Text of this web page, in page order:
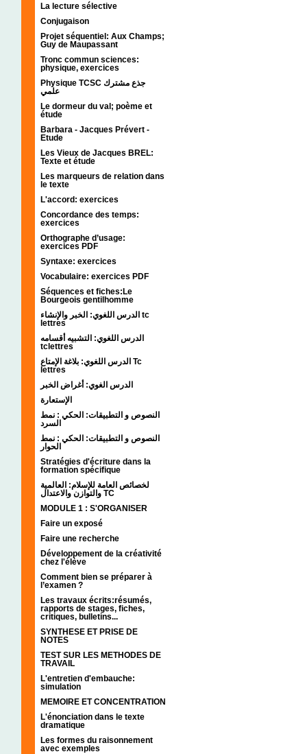
La lecture sélective
Conjugaison
Projet séquentiel: Aux Champs;
Guy de Maupassant
Tronc commun sciences:
physique, exercices
Physique TCSC جذع مشترك
علمي
Le dormeur du val; poème et
étude
Barbara - Jacques Prévert -
Etude
Les Vieux de Jacques BREL:
Texte et étude
Les marqueurs de relation dans
le texte
L'accord: exercices
Concordance des temps:
exercices
Orthographe d’usage:
exercices PDF
Syntaxe: exercices
Vocabulaire: exercices PDF
Séquences et fiches:Le
Bourgeois gentilhomme
الدرس اللغوي: الخبر والإنشاء tc
lettres
الدرس اللغوي: التشبيه أقسامه
tclettres
الدرس اللغوي: بلاغة الإمتاع Tc
lettres
الدرس الغوي: أغراض الخبر
الإستعارة
النصوص و التطبيقات: الحكي : نمط
السرد
النصوص و التطبيقات: الحكي : نمط
الحوار
Stratégies d'écriture dans la
formation spécifique
لخصائص العامة للإسلام: العالمية
والتوازن والاعتدال TC
MODULE 1 : S'ORGANISER
Faire un exposé
Faire une recherche
Développement de la créativité
chez l'élève
Comment bien se préparer à
l’examen ?
Les travaux écrits:résumés,
rapports de stages, fiches,
critiques, bulletins...
SYNTHESE ET PRISE DE
NOTES
TEST SUR LES METHODES DE
TRAVAIL
L'entretien d'embauche:
simulation
MEMOIRE ET CONCENTRATION
L'énonciation dans le texte
dramatique
Les formes du raisonnement
avec exemples